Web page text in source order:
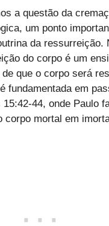
a questão da
um ponto
da ressurreição.
do corpo é um
que o corpo será
fundamentada em
44, onde Paulo
corpo mortal em